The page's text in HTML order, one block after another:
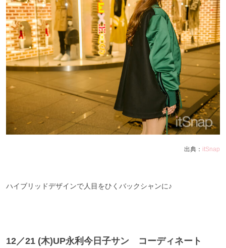
出典： itSnap
ハイブリッドデザインで人目をひくバックシャンに♪
12／21 (木)UP永利今日子サン コーディネート